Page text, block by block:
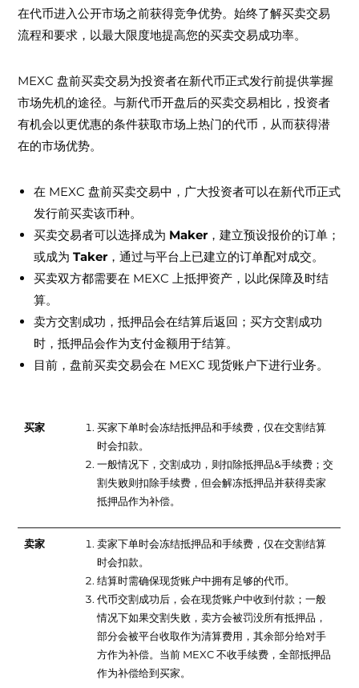
在代币进入公开市场之前获得竞争优势。始终了解买卖交易
流程和要求，以最大限度地提高您的买卖交易成功率。
MEXC 盘前买卖交易为投资者在新代币正式发行前提供掌握
市场先机的途径。与新代币开盘后的买卖交易相比，投资者
有机会以更优惠的条件获取市场上热门的代币，从而获得潜
在的市场优势。
在 MEXC 盘前买卖交易中，广大投资者可以在新代币正式
发行前买卖该币种。
买卖交易者可以选择成为 Maker，建立预设报价的订单；
或成为Taker，通过与平台上已建立的订单配对成交。
买卖双方都需要在 MEXC 上抵押资产，以此保障及时结
算。
卖方交割成功，抵押品会在结算后返回；买方交割成功
时，抵押品会作为支付金额用于结算。
目前，盘前买卖交易会在 MEXC 现货账户下进行业务。
买家
买家下单时会冻结抵押品和手续费，仅在交割结算
时会扣款。
一般情况下，交割成功，则扣除抵押品&手续费；交
割失败则扣除手续费，但会解冻抵押品并获得卖家
抵押品作为补偿。
卖家
卖家下单时会冻结抵押品和手续费，仅在交割结算
时会扣款。
结算时需确保现货账户中拥有足够的代币。
代币交割成功后，会在现货账户中收到付款；一般
情况下如果交割失败，卖方会被罚没所有抵押品，
部分会被平台收取作为清算费用，其余部分给对手
方作为补偿。当前 MEXC 不收手续费，全部抵押品
作为补偿给到买家。